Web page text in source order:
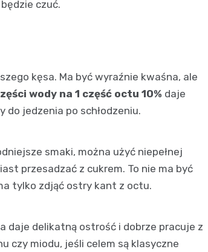
czuć.
kęsa. Ma być wyraźnie kwaśna, ale
wody na 1 część octu 10% daje
jedzenia po schłodzeniu.
smaki, można użyć niepełnej
przesadzać z cukrem. To nie ma być
tylko zdjąć ostry kant z octu.
daje delikatną ostrość i dobrze pracuje z
czy miodu, jeśli celem są klasyczne